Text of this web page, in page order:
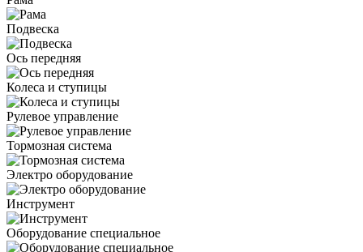
Подвеска
Ось передняя
Колеса и ступицы
Рулевое управление
Тормозная система
Электро оборудование
Инструмент
Оборудование специальное